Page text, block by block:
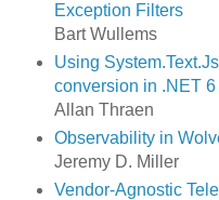
Exception Filters
Bart Wullems
Using
conversion in .NET 6
Allan Thraen
Observability in
Jeremy D. Miller
Vendor-Agnostic